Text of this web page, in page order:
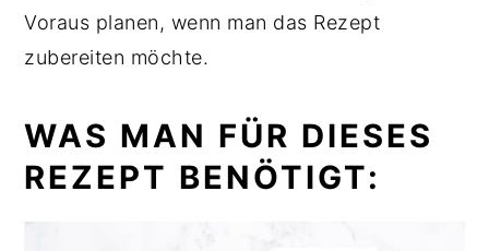
Voraus planen, wenn man das Rezept
zubereiten möchte.
WAS MAN FÜR DIESES
REZEPT BENÖTIGT: